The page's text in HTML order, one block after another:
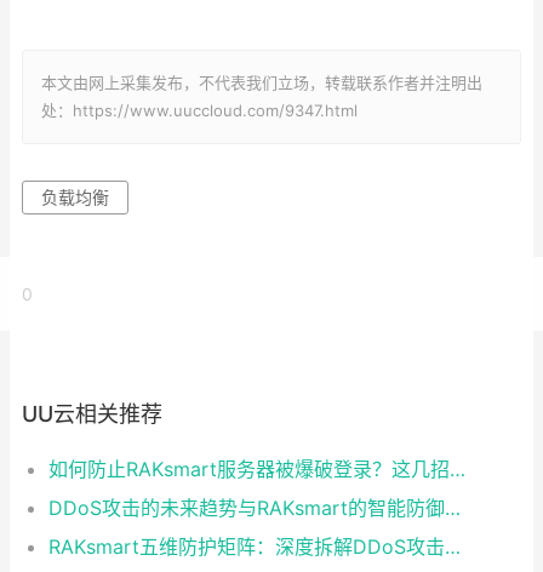
本文由网上采集发布，不代表我们立场，转载联系作者并注明出
处：https://www.uuccloud.com/9347.html
负载均衡
0
UU云相关推荐
如何防止RAKsmart服务器被爆破登录？这几招最有效
DDoS攻击的未来趋势与RAKsmart的智能防御之道
RAKsmart五维防护矩阵：深度拆解DDoS攻击的防御措施